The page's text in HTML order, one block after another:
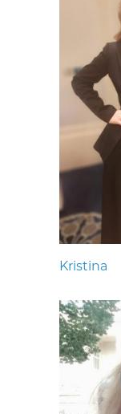
Kristina